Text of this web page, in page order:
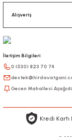
Alışveriş
İletişim Bilgileri
0 (530) 823 70 74
Gecen Mahallesi
Kredi